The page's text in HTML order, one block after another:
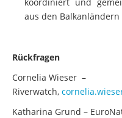
aus den
Rückfragen
Cornelia Wieser –
Riverwatch,
Katharina Grund –